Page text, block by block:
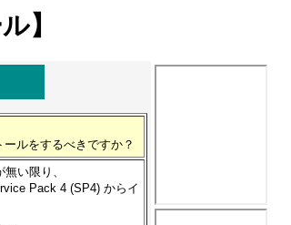
】
ルをするべきですか？
い限り、
Pack 4 (SP4) からイ